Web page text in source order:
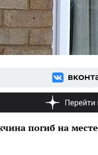
погиб на месте